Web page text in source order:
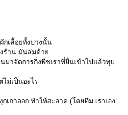
กเลื้อยทั้งปวงนั้น
งร้าน มันล่มด้ว
มาจัดการกิ่งพืชเราที่ยื่นเข้าไปแล้วทุบ
ม่เป็นอะไร
เถาออก ทำให้สะอาด (โดยทีม เราเอง